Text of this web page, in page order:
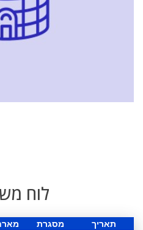
לוח
תאריך מסגרת